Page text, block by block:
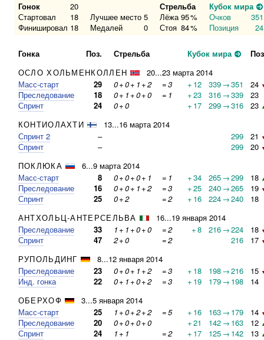
Гонок 20 Стрельба
Кубок мира
Стартовал
18 Лучшее место 5 Лёжа 95% Очков
351
Финишировал 18 Медалей 0 Стоя 84% Позиция 24
Гонка Поз. Стрельба Кубок мира
ОСЛО ХОЛЬМЕНКОЛЛЕН
20...23 марта 2014
Масс-старт
29 0+0+ 1+2 =3 + 12 339→351 24
Преследование 18 0+ 1+0+0 = 1 +23 316→339
23
Спринт
24 0+0 + 17 299→316 23
КОНТИОЛАХТИ
13...16 марта 2014
Спринт 2
– 299 21
Спринт – 299 20
ПОКЛЮКА
6...9 марта 2014
Масс-старт
8 0+0+0+ 1 = 1 +34 265→299 18
Преследование 16 0+0+ 1+2 =3 +25 240→265 19
Спринт 25 0+2 =2 + 16 224→240
18
АНТХОЛЬЦ-АНТЕРСЕЛЬВА
16...19 января 2014
Преследование
33 1+ 1+0+0 =2 +8 216→224 18
Спринт 47 2+0 =2 216 17
РУПОЛЬДИНГ
8...12 января 2014
Преследование
23 0+0+ 1+2 =3 + 18 198→216 15
Инд. гонка 22 0+ 1+0+2 =3 + 19 179→ 198
14
ОБЕРХОФ
3...5 января 2014
Масс-старт
25 1+0+2+2 =5 + 16 163→ 179 14
Преследование 20 0+0+0+0 +21 142→ 163 12
Спринт 24 1+ 1 =2 + 17 125→ 142 13